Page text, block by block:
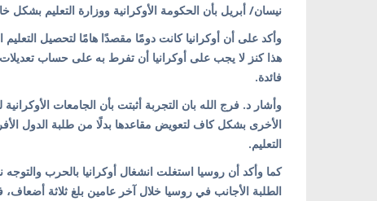
نيسان/ أبريل بأن الحكومة الأوكرانية ووزارة التعليم بشكل
وأكد على أن أوكرانيا كانت دومًا مقصدًا هامًا لتحصيل
هذا كنز لا يجب على أوكرانيا أن تفرط به على حساب
فائدة.
وأشار د. فرج الله بان التجربة أثبتت بأن الجامعات
الأخرى بشكل كاف لتعويض مقاعدها بدلًا من طلبة الدول
التعليم.
كما وأكد أن روسيا استغلت انشغال أوكرانيا بالحرب
الطلبة الأجانب في روسيا خلال آخر عامين بلغ ثلاثة أضعاف،